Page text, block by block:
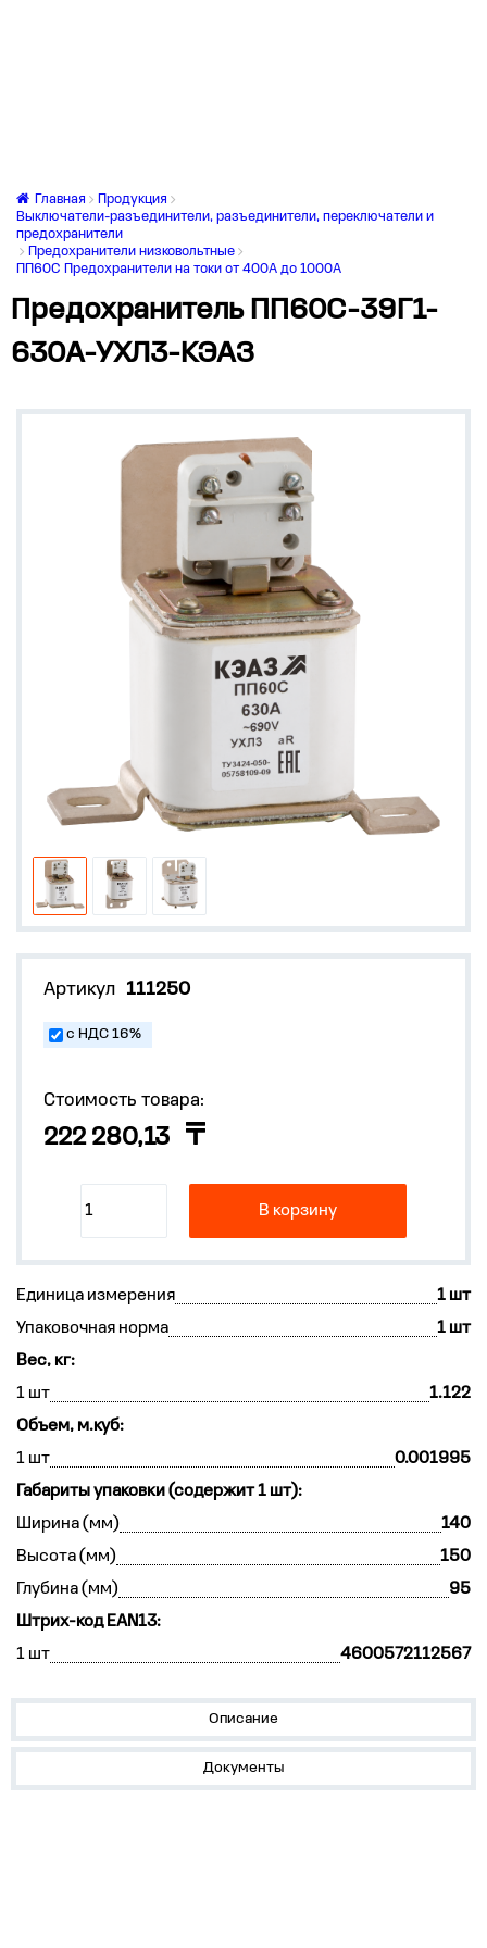
Главная
Продукция
Выключатели-разъединители, разъединители, переключатели и
предохранители
Предохранители низковольтные
ПП60С Предохранители на токи от 400А до 1000А
Предохранитель ПП60С-39Г1-
630А-УХЛ3-КЭАЗ
Артикул 111250
с НДС 16%
Стоимость товара:
222 280,13
В корзину
Единица измерения
1 шт
Упаковочная норма
1 шт
Вес, кг:
1 шт
1.122
Объем, м.куб:
1 шт
0.001995
Габариты упаковки (содержит 1 шт):
Ширина (мм)
140
Высота (мм)
150
Глубина (мм)
95
Штрих-код EAN13:
1 шт
4600572112567
Описание
Документы